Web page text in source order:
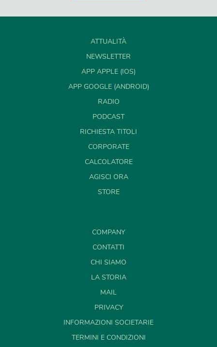
ATTUALITÀ
NEWSLETTER
APP APPLE (IOS)
APP GOOGLE (ANDROID)
RADIO
PODCAST
RICHIESTA TITOLI
CORPORATE
CALCOLATORE
AGISCI ORA
STORE
COMPANY
CONTATTI
CHI SIAMO
LA STORIA
MAIL
PRIVACY
INFORMAZIONI SOCIETARIE
TERMINI E CONDIZIONI